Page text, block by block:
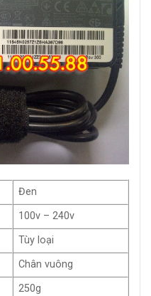
Đen
100v – 240v
Tùy loại
Chân vuông
250g